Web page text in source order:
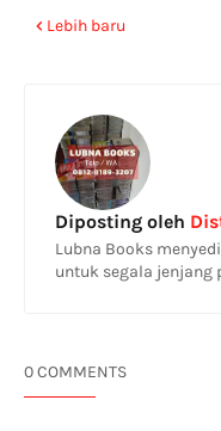
Lebih baru
Diposting oleh
Lubna Books
untuk segala jenjang
0 COMMENTS